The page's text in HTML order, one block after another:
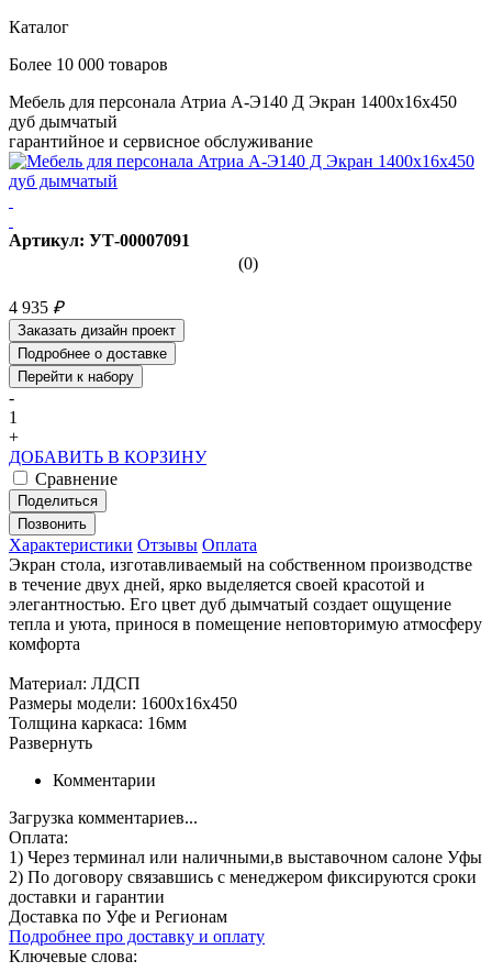
Каталог
Более 10 000 товаров
Мебель для персонала Атриа А-Э140 Д Экран 1400х16х450
дуб дымчатый
гарантийное и сервисное обслуживание
Артикул: УТ-00007091
(0)
4 935 ₽
Заказать дизайн проект
Подробнее о доставке
Перейти к набору
-
1
+
ДОБАВИТЬ В КОРЗИНУ
Сравнение
Поделиться
Позвонить
Характеристики Отзывы Оплата
Экран стола, изготавливаемый на собственном производстве
в течение двух дней, ярко выделяется своей красотой и
элегантностью. Его цвет дуб дымчатый создает ощущение
тепла и уюта, принося в помещение неповторимую атмосферу
комфорта
Материал: ЛДСП
Размеры модели: 1600х16х450
Толщина каркаса: 16мм
Развернуть
Комментарии
Загрузка комментариев...
Оплата:
1) Через терминал или наличными,в выставочном салоне Уфы
2) По договору связавшись с менеджером фиксируются сроки
доставки и гарантии
Доставка по Уфе и Регионам
Подробнее про доставку и оплату
Ключевые слова: